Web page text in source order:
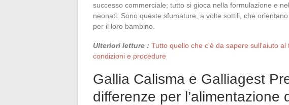
successo commerciale; tutto si gioca nella formulazione e
neonati. Sono queste sfumature, a volte sottili, che
per il loro bambino.
Ulteriori letture : Tutto quello che c'è da sapere sull'aiuto
condizioni e procedure
Gallia Calisma e Galliagest
differenze per l’alimentazione